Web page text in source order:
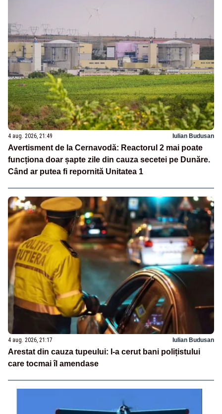
4 aug. 2026, 21:49 Iulian Budusan
Avertisment de la Cernavodă: Reactorul 2 mai poate
funcționa doar șapte zile din cauza secetei pe Dunăre.
Când ar putea fi repornită Unitatea 1
4 aug. 2026, 21:17 Iulian Budusan
Arestat din cauza tupeului: I-a cerut bani polițistului
care tocmai îl amendase